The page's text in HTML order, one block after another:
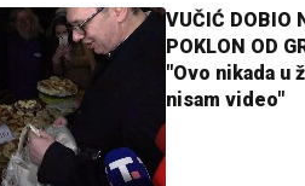
VUČIĆ DOBIO
POKLON OD
"Ovo nikada u
nisam video"